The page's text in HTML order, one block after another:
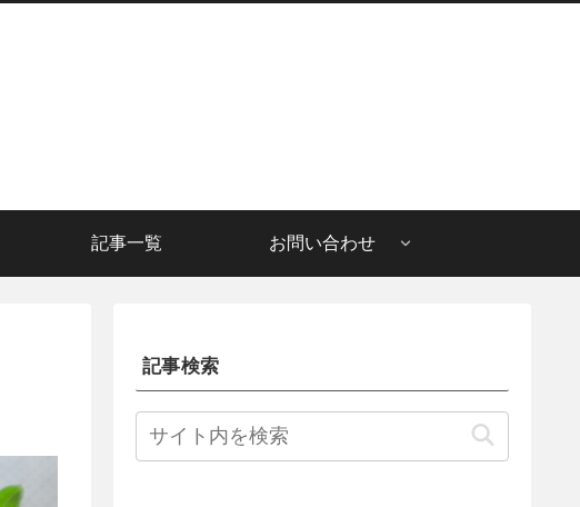
記事一覧 お問い合わせ
記事検索